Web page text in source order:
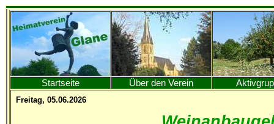
Startseite Über den Verein
Freitag, 05.06.2026